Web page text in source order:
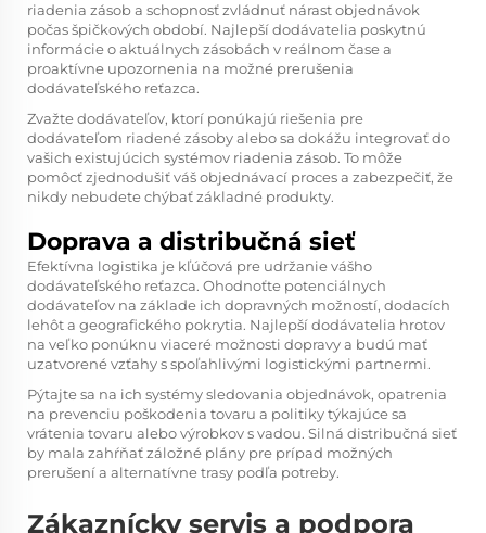
riadenia zásob a schopnosť zvládnuť nárast objednávok
počas špičkových období. Najlepší dodávatelia poskytnú
informácie o aktuálnych zásobách v reálnom čase a
proaktívne upozornenia na možné prerušenia
dodávateľského reťazca.
Zvažte dodávateľov, ktorí ponúkajú riešenia pre
dodávateľom riadené zásoby alebo sa dokážu integrovať do
vašich existujúcich systémov riadenia zásob. To môže
pomôcť zjednodušiť váš objednávací proces a zabezpečiť, že
nikdy nebudete chýbať základné produkty.
Doprava a distribučná sieť
Efektívna logistika je kľúčová pre udržanie vášho
dodávateľského reťazca. Ohodnoťte potenciálnych
dodávateľov na základe ich dopravných možností, dodacích
lehôt a geografického pokrytia. Najlepší dodávatelia hrotov
na veľko ponúknu viaceré možnosti dopravy a budú mať
uzatvorené vzťahy s spoľahlivými logistickými partnermi.
Pýtajte sa na ich systémy sledovania objednávok, opatrenia
na prevenciu poškodenia tovaru a politiky týkajúce sa
vrátenia tovaru alebo výrobkov s vadou. Silná distribučná sieť
by mala zahŕňať záložné plány pre prípad možných
prerušení a alternatívne trasy podľa potreby.
Zákaznícky servis a podpora